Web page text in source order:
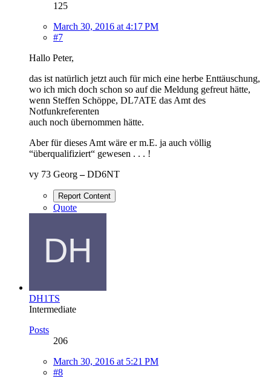
125
March 30, 2016 at 4:17 PM
#7
Hallo Peter,
das ist natürlich jetzt auch für mich eine herbe Enttäuschung,
wo ich mich doch schon so auf die Meldung gefreut hätte,
wenn Steffen Schöppe, DL7ATE das Amt des
Notfunkreferenten
auch noch übernommen hätte.
Aber für dieses Amt wäre er m.E. ja auch völlig
“überqualifiziert“ gewesen . . . !
vy 73 Georg–DD6NT
Report Content
Quote
DH1TS
Intermediate
Posts
206
March 30, 2016 at 5:21 PM
#8